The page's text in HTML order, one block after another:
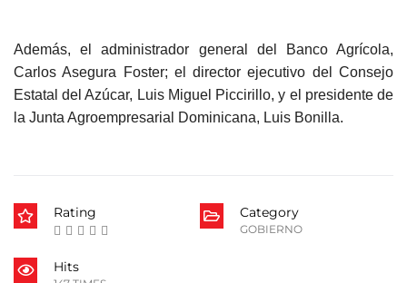
Además, el administrador general del Banco Agrícola,
Carlos Asegura Foster; el director ejecutivo del Consejo
Estatal del Azúcar, Luis Miguel Piccirillo, y el presidente de
la Junta Agroempresarial Dominicana, Luis Bonilla.
Rating Category
GOBIERNO
Hits